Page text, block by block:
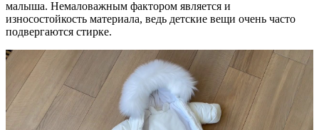
малыша. Немаловажным фактором является и
износостойкость материала, ведь детские вещи очень часто
подвергаются стирке.